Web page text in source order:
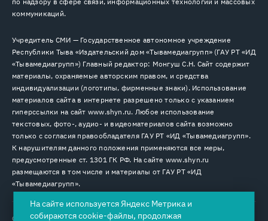
коммуникаций.
Учредитель СМИ — Государственное автономное учреждение
Республики Тыва «Издательский дом «Тывамедиагрупп» (ГАУ РТ «ИД
«Тывамедиагрупп») Главный редактор: Монгуш С.Н. Сайт содержит
материалы, охраняемые авторским правом, и средства
индивидуализации (логотипы, фирменные знаки). Использование
материалов сайта в интернете разрешено только с указанием
гиперссылки на сайт www.shyn.ru. Любое использование
текстовых, фото-, аудио- и видеоматериалов сайта возможно
только с согласия правообладателя ГАУ РТ «ИД «Тывамедиагрупп».
К нарушителям данного положения применяются все меры,
предусмотренные ст. 1301 ГК РФ. На сайте www.shyn.ru
размещаются в том числе и материалы от ГАУ РТ «ИД
«Тывамедиагрупп».
© 2026. Все права защищены. 12+
На сайте используется Яндекс Метрика и
собираются cookie-файлы, продолжая